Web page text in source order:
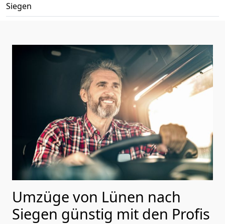
Siegen
Umzüge von Lünen nach
Siegen günstig mit den Profis